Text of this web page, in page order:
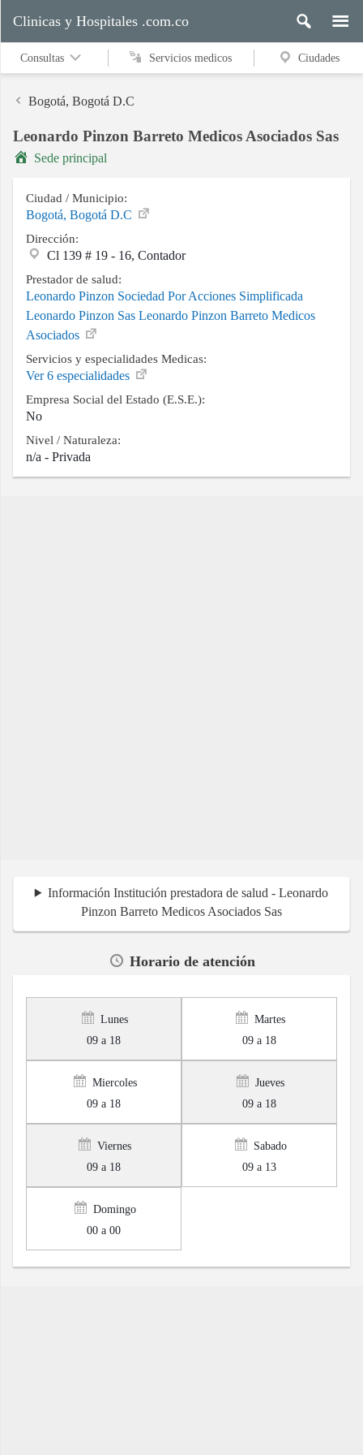
Servicios
medicos
Buscar
Contacto
Clinicas y Hospitales .com.co
Consultas Servicios medicos Ciudades
Bogotá, Bogotá D.C
Leonardo Pinzon Barreto Medicos Asociados Sas
Sede principal
Ciudad / Municipio:
Bogotá, Bogotá D.C
Dirección:
Cl 139 # 19 - 16, Contador
Prestador de salud:
Leonardo Pinzon Sociedad Por Acciones Simplificada
Leonardo Pinzon Sas Leonardo Pinzon Barreto Medicos
Asociados
Servicios y especialidades Medicas:
Ver 6 especialidades
Empresa Social del Estado (E.S.E.):
No
Nivel / Naturaleza:
n/a - Privada
Información Institución prestadora de salud - Leonardo
Pinzon Barreto Medicos Asociados Sas
Horario de atención
Lunes
09 a 18
Martes
09 a 18
Miercoles
09 a 18
Jueves
09 a 18
Viernes
09 a 18
Sabado
09 a 13
Domingo
00 a 00